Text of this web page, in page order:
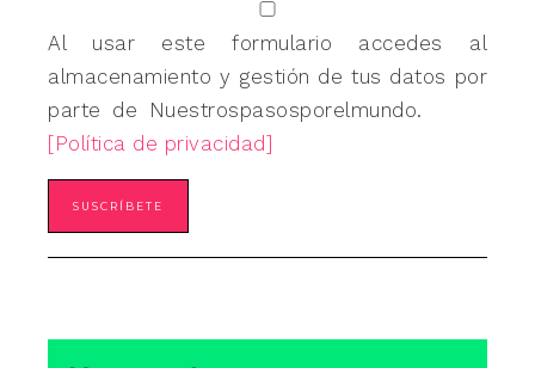
Al usar este formulario accedes al
almacenamiento y gestión de tus datos por
parte de Nuestrospasosporelmundo.
[Política de privacidad]